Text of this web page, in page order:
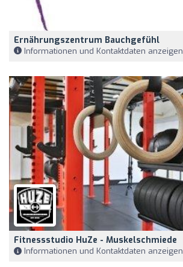
Ernährungszentrum Bauchgefühl
Informationen und Kontaktdaten anzeigen
Fitnessstudio HuZe - Muskelschmiede
Informationen und Kontaktdaten anzeigen